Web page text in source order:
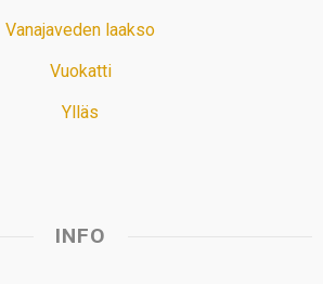
Vanajaveden laakso
Vuokatti
Ylläs
INFO